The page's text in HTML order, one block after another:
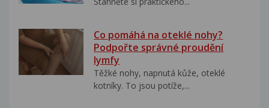
Co pomáhá na oteklé nohy?
Podpořte správné proudění
lymfy
Těžké nohy, napnutá kůže, oteklé
kotníky. To jsou potíže,...